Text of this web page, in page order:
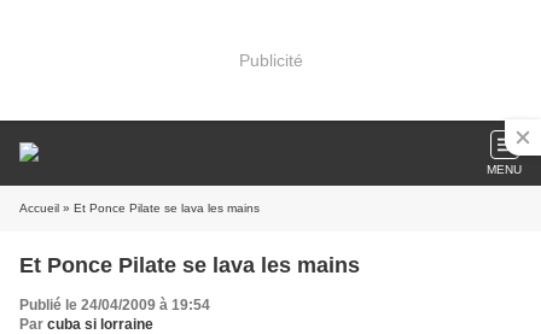
Publicité
MENU
Accueil » Et Ponce Pilate se lava les mains
Et Ponce Pilate se lava les mains
Publié le 24/04/2009 à 19:54
Par cuba si lorraine